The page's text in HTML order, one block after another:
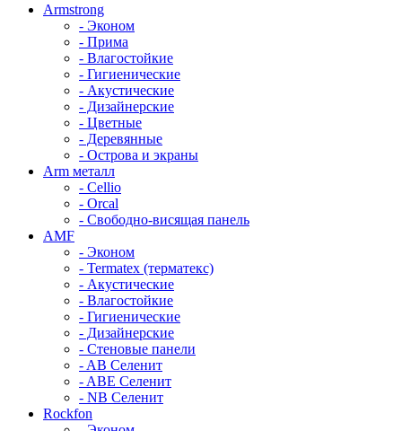
Armstrong
- Эконом
- Прима
- Влагостойкие
- Гигиенические
- Акустические
- Дизайнерские
- Цветные
- Деревянные
- Острова и экраны
Arm металл
- Cellio
- Orcal
- Свободно-висящая панель
AMF
- Эконом
- Termatex (терматекс)
- Акустические
- Влагостойкие
- Гигиенические
- Дизайнерские
- Стеновые панели
- AB Селенит
- ABE Селенит
- NB Селенит
Rockfon